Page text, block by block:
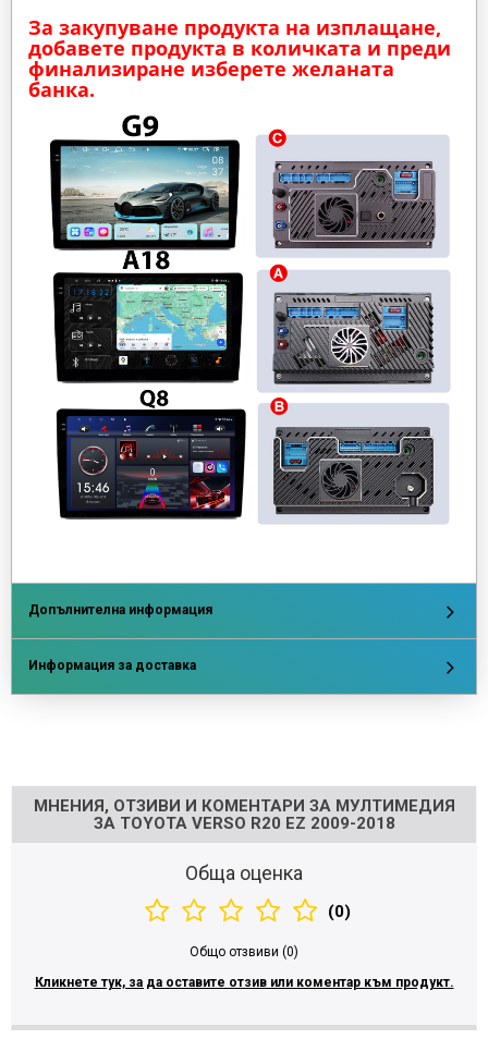
За закупуване продукта на изплащане,
добавете продукта в количката и преди
финализиране изберете желаната
банка.
Допълнителна информация
Информация за доставка
МНЕНИЯ, ОТЗИВИ И КОМЕНТАРИ ЗА МУЛТИМЕДИЯ
ЗА TOYOTA VERSO R20 EZ 2009-2018
Обща оценка
(0)
Общо отзвиви (0)
Кликнете тук, за да оставите отзив или коментар към продукт.